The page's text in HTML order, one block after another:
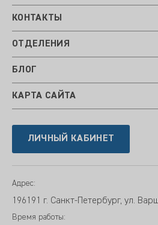
КОНТАКТЫ
ОТДЕЛЕНИЯ
БЛОГ
КАРТА САЙТА
ЛИЧНЫЙ КАБИНЕТ
Адрес:
196191 г. Санкт-Петербург, ул.
Время работы: